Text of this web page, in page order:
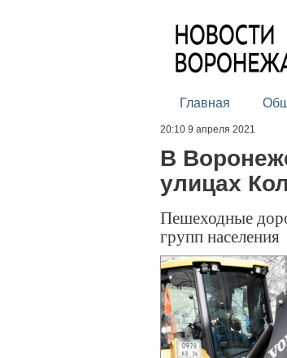
Главная
20:10 9 апреля 2021
В
улицах
Пешеходные
групп населения